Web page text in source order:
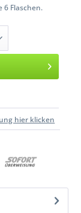
6 Flaschen.
hier klicken